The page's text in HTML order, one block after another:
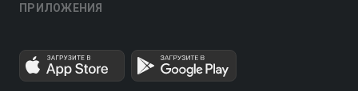
ПРИЛОЖЕНИЯ